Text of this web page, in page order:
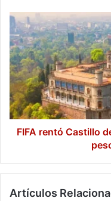
FIFA
rentó
Castillo
de
Chapultepec
por
un
millón
de
pesos:
FIFA rentó Castillo
Artículos